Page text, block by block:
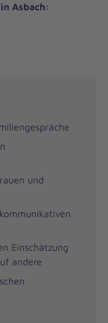
Asbach:
und
Einschätzung
andere